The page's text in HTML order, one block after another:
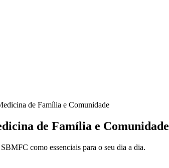
de Família e Comunidade
de Família e Comunidade
como essenciais para o seu dia a dia.